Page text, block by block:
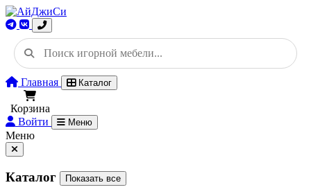
Главная Каталог
Корзина
Войти
Меню
Меню
Каталог Показать все